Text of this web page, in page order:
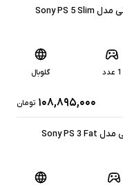
کنسول بازی استوک سونی مدل Sony PS 5 Slim
1 عدد گلوبال
۱۰۸,۸۹۵,۰۰۰ تومان
کنسول بازی استوک سونی مدل Sony PS 3 Fat